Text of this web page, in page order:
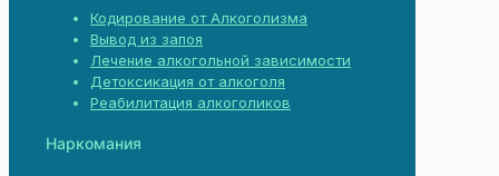
Кодирование от Алкоголизма
Вывод из запоя
Лечение алкогольной зависимости
Детоксикация от алкоголя
Реабилитация алкоголиков
Наркомания